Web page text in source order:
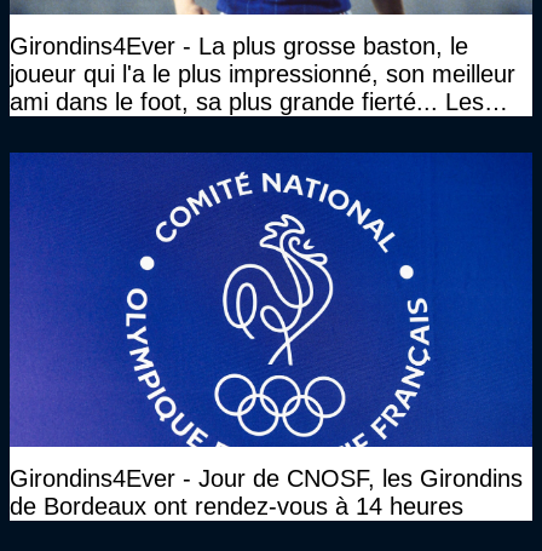
Girondins4Ever - La plus grosse baston, le
joueur qui l'a le plus impressionné, son meilleur
ami dans le foot, sa plus grande fierté... Les
Girondins4Ever - Jour de CNOSF, les Girondins
de Bordeaux ont rendez-vous à 14 heures